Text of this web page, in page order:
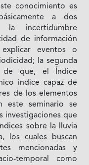
conocimiento es
a dos
la incertidumbre
de información
eventos o
la segunda
de que, el Índice
índice capaz de
de los elementos
este seminario se
investigaciones que
sobre la lluvia
los cuales buscan
mencionadas y
temporal como